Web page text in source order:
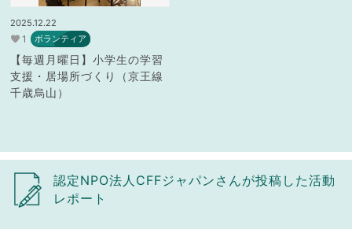
2025.12.22
1 ボランティア
【毎週月曜日】小学生の学習
支援・居場所づくり（京王線
千歳烏山）
認定NPO法人CFFジャパンさんが投稿した活動
レポート